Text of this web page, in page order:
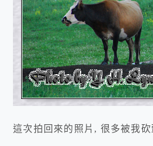
這次拍回來的照片, 很多被我